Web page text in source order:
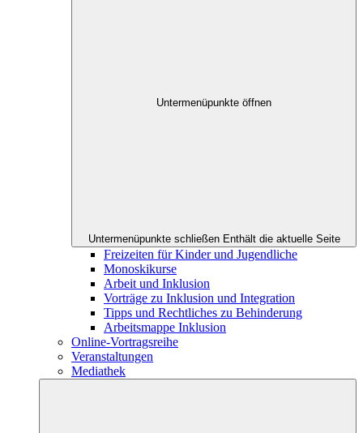
Untermenüpunkte öffnen
Untermenüpunkte schließen Enthält die aktuelle Seite
Freizeiten für Kinder und Jugendliche
Monoskikurse
Arbeit und Inklusion
Vorträge zu Inklusion und Integration
Tipps und Rechtliches zu Behinderung
Arbeitsmappe Inklusion
Online-Vortragsreihe
Veranstaltungen
Mediathek